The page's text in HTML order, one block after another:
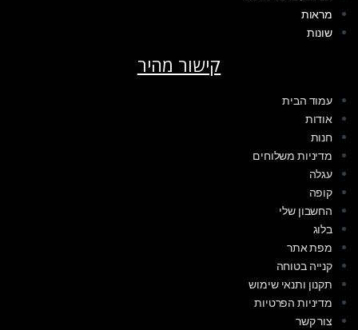
מראות
שונות
קישור מהיר
עמוד הבית
אודות
חנות
מדיניות משלוחים
עגלה
קופה
החשבון שלי
בלוג
מפת אתר
קנייה בטוחה
תקנון ותנאי שימוש
מדיניות הפרטיות
צור קשר